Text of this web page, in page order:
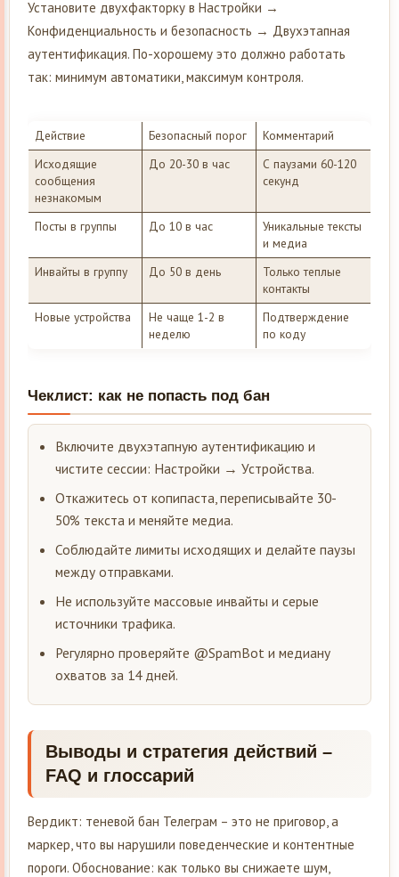
Установите двухфакторку в Настройки →
Конфиденциальность и безопасность → Двухэтапная
аутентификация. По-хорошему это должно работать
так: минимум автоматики, максимум контроля.
Действие Безопасный порог
Комментарий
Исходящие
сообщения
незнакомым
До 20-30 в час
С паузами 60-120
секунд
Посты в группы До 10 в час
Уникальные тексты
и медиa
Инвайты в группу
До 50 в день
Только теплые
контакты
Новые устройства
Не чаще 1-2 в
неделю
Подтверждение
по коду
Чеклист: как не попасть под бан
Включите двухэтапную аутентификацию и
чистите сессии: Настройки → Устройства.
Откажитесь от копипаста, переписывайте 30-
50% текста и меняйте медиa.
Соблюдайте лимиты исходящих и делайте паузы
между отправками.
Не используйте массовые инвайты и серые
источники трафика.
Регулярно проверяйте @SpamBot и медиану
охватов за 14 дней.
Выводы и стратегия действий –
FAQ и глоссарий
Вердикт: теневой бан Телеграм – это не приговор, а
маркер, что вы нарушили поведенческие и контентные
пороги. Обоснование: как только вы снижаете шум,